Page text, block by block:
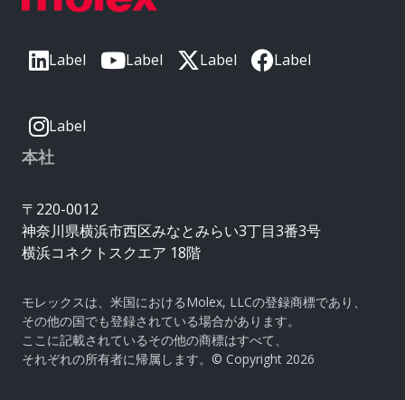
Label Label Label Label
Label
本社
〒220-0012
神奈川県横浜市西区みなとみらい3丁目3番3号
横浜コネクトスクエア 18階
モレックスは、米国におけるMolex, LLCの登録商標であり、
その他の国でも登録されている場合があります。
ここに記載されているその他の商標はすべて、
それぞれの所有者に帰属します。© Copyright 2026